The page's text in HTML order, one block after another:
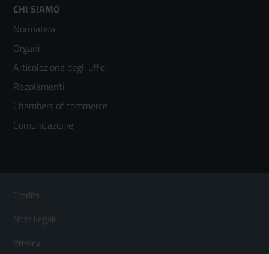
Footer
menù
colonna
3
CHI SIAMO
Normativa
Organi
Articolazione degli uffici
Regolamenti
Chambers of commerce
Comunicazione
Footer
Menù
orizzontale
Credits
Note Legali
Privacy